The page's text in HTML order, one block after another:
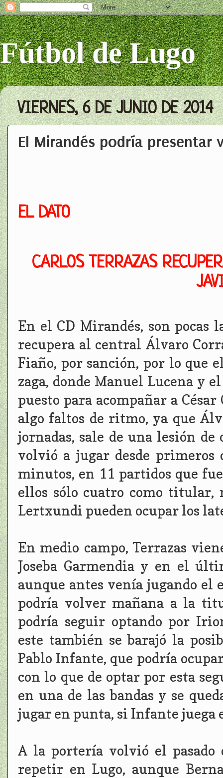
Fútbol de Lugo
VIERNES, 6 DE JUNIO DE 2014
El Mirandés podría presentar
EL DATO
CARLOS TERRAZAS
En el CD Mirandés, son pocas
recupera al central Álvaro
Fiaño, por sanción, por lo que
zaga, donde Manuel Lucena y
puesto para acompañar a
algo faltos de ritmo, ya que
jornadas, sale de una lesión
volvió a jugar desde primeros
minutos, en 11 partidos que
ellos sólo cuatro como
Lertxundi pueden ocupar los
En medio campo, Terrazas
Joseba Garmendia y en el
aunque antes venía jugando el
podría volver mañana a la
podría seguir optando por
este también se barajó la
Pablo Infante, que podría
con lo que de optar por esta
en una de las bandas y se
jugar en punta, si Infante juega
A la portería volvió el pasado
repetir en Lugo, aunque